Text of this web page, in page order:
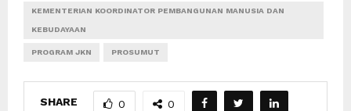
KEMENTERIAN KOORDINATOR PEMBANGUNAN MANUSIA DAN
KEBUDAYAAN
PROGRAM JKN PROSUMUT
SHARE 0 0